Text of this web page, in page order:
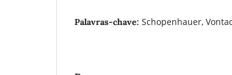
Palavras-chave: Schopenhauer,